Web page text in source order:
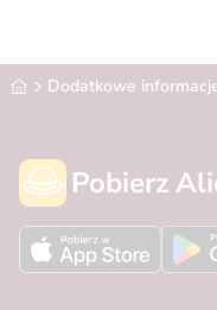
Alior BankDodatkowe
Pobierz